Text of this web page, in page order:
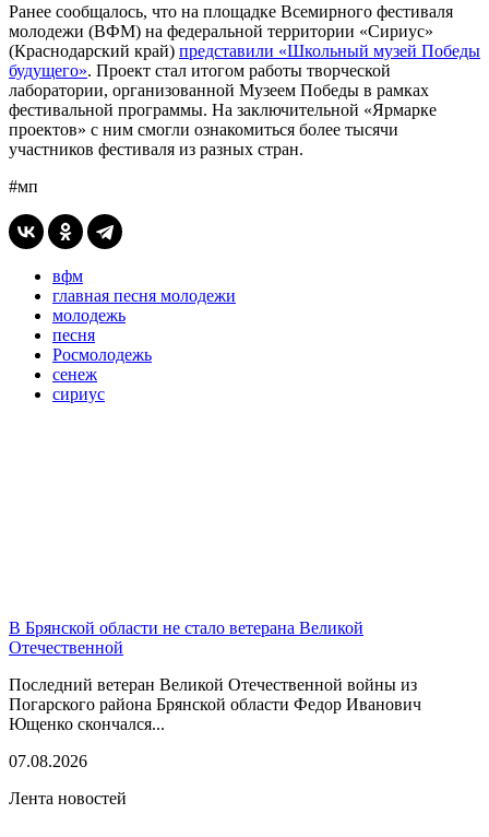
Ранее сообщалось, что на площадке Всемирного фестиваля
молодежи (ВФМ) на федеральной территории «Сириус»
(Краснодарский край) представили «Школьный музей Победы
будущего». Проект стал итогом работы творческой
лаборатории, организованной Музеем Победы в рамках
фестивальной программы. На заключительной «Ярмарке
проектов» с ним смогли ознакомиться более тысячи
участников фестиваля из разных стран.
#мп
вфм
главная песня молодежи
молодежь
песня
Росмолодежь
сенеж
сириус
В Брянской области не стало ветерана Великой
Отечественной
Последний ветеран Великой Отечественной войны из
Погарского района Брянской области Федор Иванович
Ющенко скончался...
07.08.2026
Лента новостей